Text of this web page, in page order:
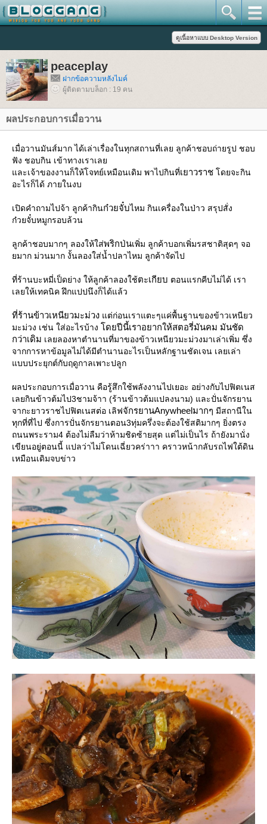
peaceplay
ฝากข้อความหลังไมค์
ผู้ติดตามบล็อก : 19 คน
ผลประกอบการเมื่อวาน
เมื่อวานมันส์มาก ได้เล่าเรื่องในทุกสถานที่เลย ลูกค้าชอบถ่ายรูป ชอบ
ฟัง ชอบกิน เข้าทางเราเล
ละเจ้าของงานก็ให้โจทย์เหมือนเดิม พาไปกินที่เยาวราช ดยจะกิน
อะไรก็ได้ ภายในงบ
เปิดคำถามไปจ้า ลูกค้ากินก๋วยจั๋บไหม กินเครื่องในป่าว สรุปสั่ง
ก๋วยจั๋บหมูกรอบล้วน
ลูกค้าชอบมากๆ ลองให้ใส่พริกป่นเพิ่ม ลูกค้าบอกเพิ่มรสชาติสุดๆ จอ
มาก ม่วนมาก งั้นลองใส่น้ำปลาไหม ลูกค้าจัดไป
ที่ร้านบะหมี่เป็ดย่าง ให้ลูกค้าลองใช้ตะเกียบ ตอนแรกคีบไม่ได้ เรา
เลยให้เทคนิค ฝึกแปปนึงก็ได้แล้ว
ที่ร้านข้าวเหนียวมะม่วง ต่ก่อนเราแตะๆแค่พื้นฐานของข้าวเหนียว
มะม่วง เช่น ใส่อะไรบ้าง ดยปีนี้เราอยากให้สตอรี่มันคม มันชัด
กว่าเดิม เลยลองหาตำนานที่มาของข้าวเหนียวมะม่วงมาเล่าเพิ่ม ซึ่ง
จากการหาข้อมูลไม่ได้มีตำนานอะไรเป็นหลักฐานชัดเจน เลยเล่า
บบประยุกต์กับฤดูกาลเพาะปลูก
ผลประกอบการเมื่อวาน คือรู้สึกใช้พลังงานไปเยอะ อย่างกับไปฟิตเนส
เลยกินข้าวต้มไป3ชามจ้าา (ร้านข้าวต้มแปลงนาม) และปั่นจักรยาน
จากะยาวราชไปฟิตเนสต่อ เลิฟจักรยานAnywheelมากๆ มีสถานีใน
ทุกที่ที่ไป ซึ่งการปั่นจักรยานตอน3ทุ่มครึ่งจะต้องใช้สติมากๆ ยิ่งตรง
ถนนพระราม4 ต้องไม่ลืมว่าห้ามชิดซ้ายสุด แต่ไม่เป็นไร ถ้ายังมานั่ง
เขียนอยู่ตอนนี้ แปลว่าไม่โดนเฉี่ยวคร่าาา คราวหน้ากลับรถไฟใต้ดิน
เหมือนเดิมจบข่าว